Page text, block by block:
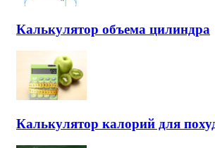
Калькулятор объема цилиндра
Калькулятор калорий для